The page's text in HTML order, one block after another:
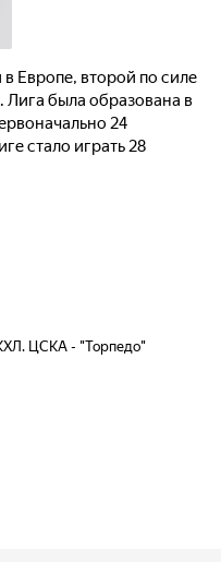
Европе, второй по силе
была образована в
24
стало играть 28
ЦСКА - "Торпедо"